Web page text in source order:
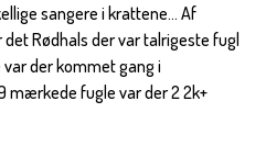
sangere i krattene... Af
Rødhals der var talrigeste fugl
var der kommet gang i
mærkede fugle var der 2 2k+